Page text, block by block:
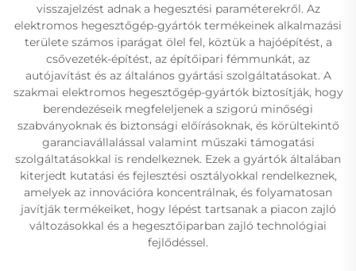
visszajelzést adnak a hegesztési paraméterekről. Az
elektromos hegesztőgép-gyártók termékeinek alkalmazási
területe számos iparágat ölel fel, köztük a hajóépítést, a
csővezeték-építést, az építőipari fémmunkát, az
autójavítást és az általános gyártási szolgáltatásokat. A
szakmai elektromos hegesztőgép-gyártók biztosítják, hogy
berendezéseik megfeleljenek a szigorú minőségi
szabványoknak és biztonsági előírásoknak, és körültekintő
garanciavállalással valamint műszaki támogatási
szolgáltatásokkal is rendelkeznek. Ezek a gyártók általában
kiterjedt kutatási és fejlesztési osztályokkal rendelkeznek,
amelyek az innovációra koncentrálnak, és folyamatosan
javítják termékeiket, hogy lépést tartsanak a piacon zajló
változásokkal és a hegesztőiparban zajló technológiai
fejlődéssel.